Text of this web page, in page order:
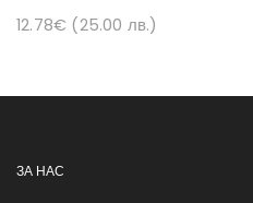
12.78€ (25.00 лв.)
ЗА НАС